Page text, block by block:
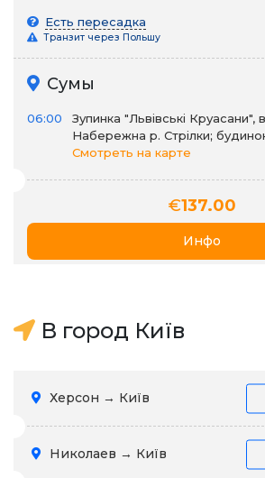
Есть пересадка
Транзит через Польшу
Сумы
06:00
Зупинка "Львівські Круасани",
Набережна р. Стрілки;
Смотреть на карте
€137.00
Инфо
В город Київ
Херсон → Київ
Николаев → Київ